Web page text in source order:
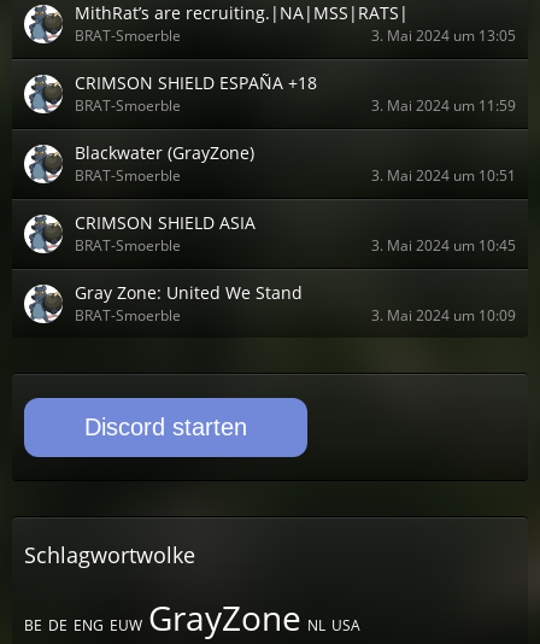
MithRat’s are recruiting.|NA|MSS|RATS|
BRAT-Smoerble 3. Mai 2024 um 13:05
CRIMSON SHIELD ESPAÑA +18
BRAT-Smoerble 3. Mai 2024 um 11:59
Blackwater (GrayZone)
BRAT-Smoerble 3. Mai 2024 um 10:51
CRIMSON SHIELD ASIA
BRAT-Smoerble 3. Mai 2024 um 10:45
Gray Zone: United We Stand
BRAT-Smoerble 3. Mai 2024 um 10:09
Discord starten
Schlagwortwolke
BE DE ENG EUW GrayZone NL USA